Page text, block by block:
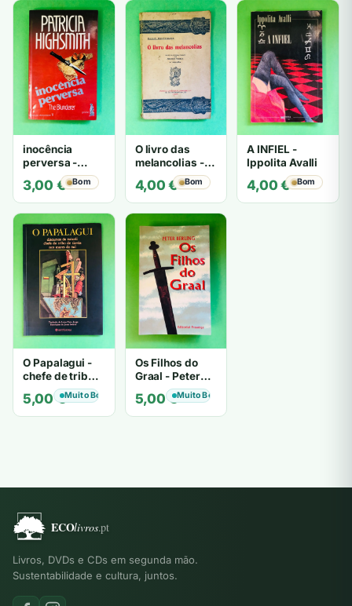
inocência
perversa -
PATRICIA
HIGHSMITH
3,00 € Bom
O livro das
melancolias -
Mantegazza
4,00€ Bom
A INFIEL -
Ippolita Avalli
4,00€ Bom
O Papalagui -
chefe de tribo
de tiavéa
5,00€Muito Bom
Os Filhos do
Graal - Peter
Berling
5,00€Muito Bom
Livros, DVDs e CDs em segunda mão.
Sustentabilidade e cultura, juntos.